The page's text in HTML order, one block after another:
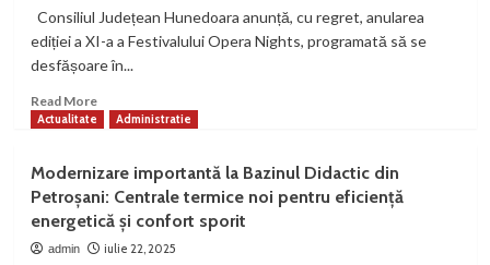
Consiliul Județean Hunedoara anunță, cu regret, anularea
ediției a XI-a a Festivalului Opera Nights, programată să se
desfășoare în...
Read MoreRead
more
𝗢𝗽𝗲𝗿𝗮
𝗡𝗶𝗴𝗵𝘁𝘀
𝟮𝟬𝟮𝟱
–
Actualitate Administratie
Modernizare importantă la Bazinul Didactic din
Petroșani: Centrale termice noi pentru eficiență
energetică și confort sporit
admin iulie 22, 2025